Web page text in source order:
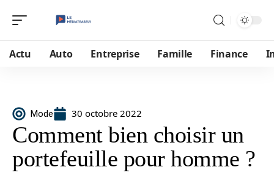
Actu Auto Entreprise Famille Finance
Mode 30 octobre 2022
Comment bien choisir un
portefeuille pour homme ?